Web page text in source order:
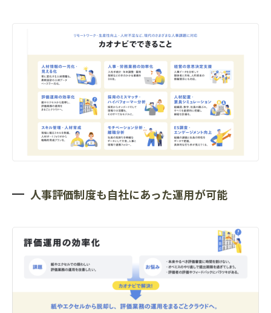
人事評価制度も自社にあった運用が可能